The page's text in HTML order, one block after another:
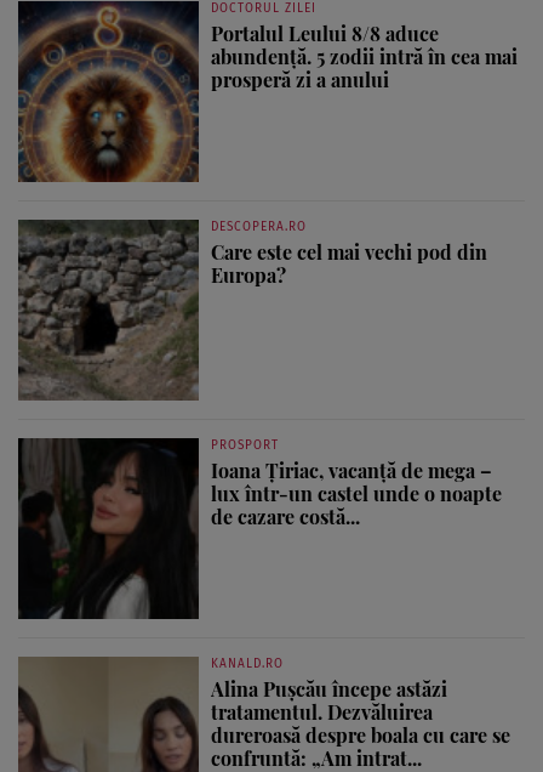
DOCTORUL ZILEI
Portalul Leului 8/8 aduce
abundență. 5 zodii intră în cea mai
prosperă zi a anului
DESCOPERA.RO
Care este cel mai vechi pod din
Europa?
PROSPORT
Ioana Țiriac, vacanță de mega –
lux într-un castel unde o noapte
de cazare costă...
KANALD.RO
Alina Pușcău începe astăzi
tratamentul. Dezvăluirea
dureroasă despre boala cu care se
confruntă: „Am intrat...